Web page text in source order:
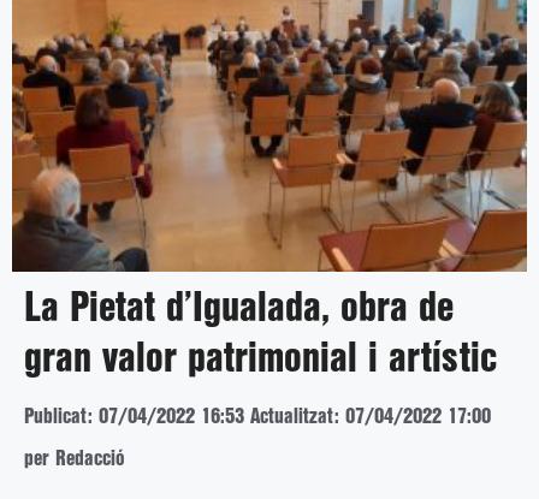
La Pietat d’Igualada, obra de
gran valor patrimonial i artístic
Publicat: 07/04/2022 16:53 Actualitzat: 07/04/2022 17:00
per Redacció